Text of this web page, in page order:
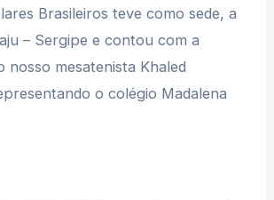
Brasileiros teve como sede, a
– Sergipe e contou com a
nosso mesatenista Khaled
o colégio Madalena